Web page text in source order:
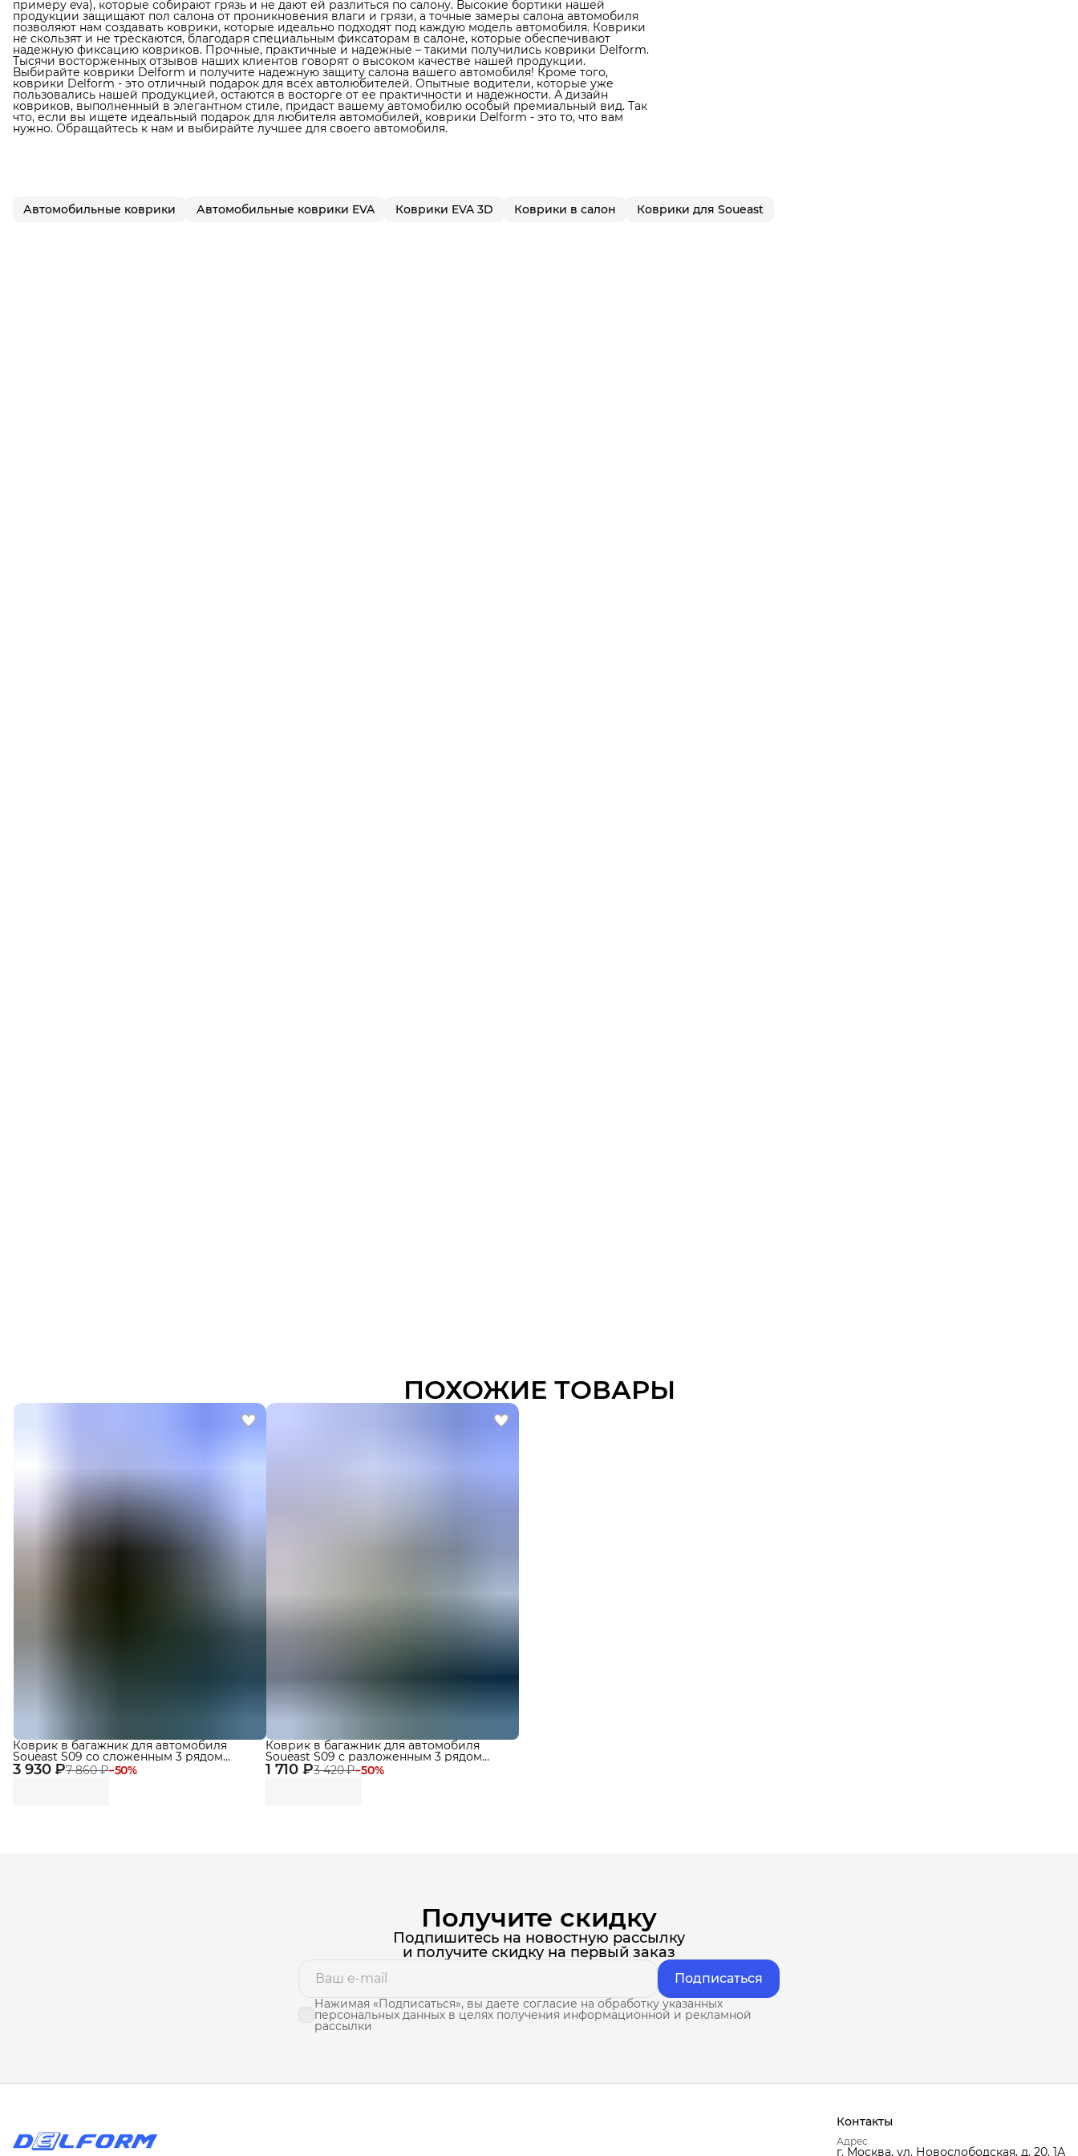
примеру eva), которые собирают грязь и не дают ей разлиться по салону. Высокие бортики нашей
продукции защищают пол салона от проникновения влаги и грязи, а точные замеры салона автомобиля
позволяют нам создавать коврики, которые идеально подходят под каждую модель автомобиля. Коврики
не скользят и не трескаются, благодаря специальным фиксаторам в салоне, которые обеспечивают
надежную фиксацию ковриков. Прочные, практичные и надежные – такими получились коврики Delform.
Тысячи восторженных отзывов наших клиентов говорят о высоком качестве нашей продукции.
Выбирайте коврики Delform и получите надежную защиту салона вашего автомобиля! Кроме того,
коврики Delform - это отличный подарок для всех автолюбителей. Опытные водители, которые уже
пользовались нашей продукцией, остаются в восторге от ее практичности и надежности. А дизайн
ковриков, выполненный в элегантном стиле, придаст вашему автомобилю особый премиальный вид. Так
что, если вы ищете идеальный подарок для любителя автомобилей, коврики Delform - это то, что вам
нужно. Обращайтесь к нам и выбирайте лучшее для своего автомобиля.
Автомобильные коврики Автомобильные коврики EVA Коврики EVA 3D Коврики в салон Коврики для Soueast
ПОХОЖИЕ ТОВАРЫ
3 930 ₽7 860 ₽−50%
Коврик в багажник для автомобиля
Soueast S09 со сложенным 3 рядом
(2024-) EVA 3D Premium 1 710 ₽3 420 ₽−50%
Коврик в багажник для автомобиля
Soueast S09 с разложенным 3 рядом
(2024-) EVA 3D Premium
Получите скидку
Подпишитесь на новостную рассылку
и получите скидку на первый заказ
Подписаться
Нажимая «Подписаться», вы даете согласие на обработку указанных
персональных данных в целях получения информационной и рекламной
рассылки
Контакты
Адрес
г. Москва, ул. Новослободская, д. 20, 1А